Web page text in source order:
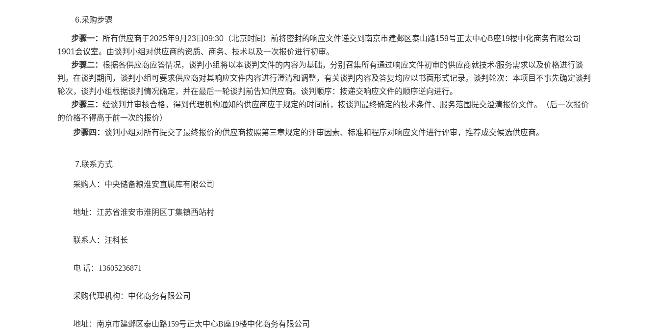
6.采购步骤
步骤一： 所有供应商于2025年9月 23 日 09:30 （北京时间）前将密封的响应文件递交到 南京市建邺区泰山路159号正太中心B座19楼中化商务有限公司
1901会议室。由谈判 小组对供应商的资质、商务、技术以及一次报价进行初审。
步骤二： 根据各供应商应答情况， 谈判 小组将以本谈判 文件的内容为基础，分别召集所有通过响应文件初审的供应商就技术/服务需求以及价格进行谈
判 。在谈判 期间， 谈判 小组可要求供应商对其响应文件内容进行澄清和调整， 有关谈判 内容及答复均应以书面形式记录。 谈判 轮次：本项目不事先确定谈判
轮次， 谈判 小组根据谈判 情况确定，并在最后一轮谈判 前告知供应商。 谈判 顺序：按递交响应文件的顺序逆向进行。
步骤三： 经谈判 并审核合格，得到代理机构通知的供应商应于规定的时间前，按谈判 最终确定的技术条件、服务范围提交澄清报价文件。（后一次报价
的价格不得高于前一次的报价）
步骤四： 谈判 小组对所有提交了最终报价的供应商按照第三章规定的评审因素、标准和程序对响应文件进行评审，推荐成交候选供应商。
7.联系方式
采购人： 中央储备粮淮安直属库有限公司
地址： 江苏省淮安市淮阴区丁集镇西站村
联系人： 汪科长
电 话： 13605236871
采购代理机构：中化商务有限公司
地址： 南京市建邺区泰山路159号正太中心B座19楼中化商务有限公司